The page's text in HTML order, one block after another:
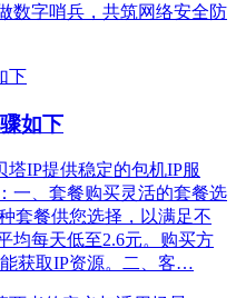
数字哨兵，共筑网络安全防
如下
塔IP提供稳定的包机IP服
一、套餐购买灵活的套餐选
套餐供您选择，以满足不
均每天低至2.6元。购买方
获取IP资源。二、客…